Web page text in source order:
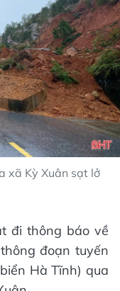
xã Kỳ Xuân sạt lở
đi thông báo về
đoạn tuyến
Hà Tĩnh) qua